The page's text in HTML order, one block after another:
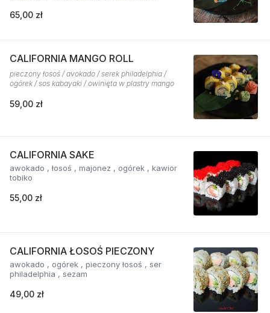
65,00 zł
CALIFORNIA MANGO ROLL
pieczony łosoś / avokado / serek philadelphia /
ogórek / sos kabayaki / owinięta w plastry mango
59,00 zł
CALIFORNIA SAKE
awokado , łosoś , majonez , ogórek , kawior
tobiko
55,00 zł
CALIFORNIA ŁOSOŚ PIECZONY
awokado , ogórek , pieczony łosoś , ser
philadelphia , sezam
49,00 zł